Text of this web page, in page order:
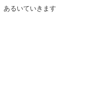
るいていきます